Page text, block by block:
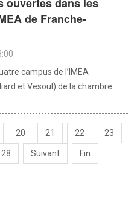
de Franche-
campus de l’IMEA
et Vesoul) de la chambre
20 21 22 23
28 Suivant Fin